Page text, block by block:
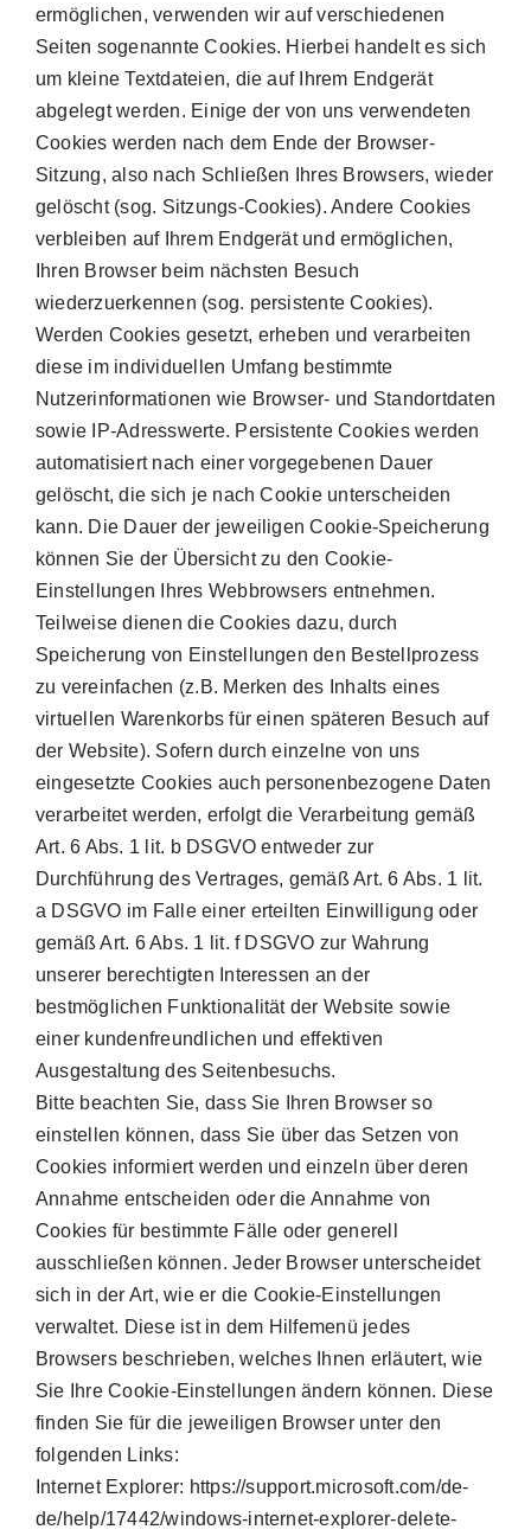
ermöglichen, verwenden wir auf verschiedenen
Seiten sogenannte Cookies. Hierbei handelt es sich
um kleine Textdateien, die auf Ihrem Endgerät
abgelegt werden. Einige der von uns verwendeten
Cookies werden nach dem Ende der Browser-
Sitzung, also nach Schließen Ihres Browsers, wieder
gelöscht (sog. Sitzungs-Cookies). Andere Cookies
verbleiben auf Ihrem Endgerät und ermöglichen,
Ihren Browser beim nächsten Besuch
wiederzuerkennen (sog. persistente Cookies).
Werden Cookies gesetzt, erheben und verarbeiten
diese im individuellen Umfang bestimmte
Nutzerinformationen wie Browser- und Standortdaten
sowie IP-Adresswerte. Persistente Cookies werden
automatisiert nach einer vorgegebenen Dauer
gelöscht, die sich je nach Cookie unterscheiden
kann. Die Dauer der jeweiligen Cookie-Speicherung
können Sie der Übersicht zu den Cookie-
Einstellungen Ihres Webbrowsers entnehmen.
Teilweise dienen die Cookies dazu, durch
Speicherung von Einstellungen den Bestellprozess
zu vereinfachen (z.B. Merken des Inhalts eines
virtuellen Warenkorbs für einen späteren Besuch auf
der Website). Sofern durch einzelne von uns
eingesetzte Cookies auch personenbezogene Daten
verarbeitet werden, erfolgt die Verarbeitung gemäß
Art. 6 Abs. 1 lit. b DSGVO entweder zur
Durchführung des Vertrages, gemäß Art. 6 Abs. 1 lit.
a DSGVO im Falle einer erteilten Einwilligung oder
gemäß Art. 6 Abs. 1 lit. f DSGVO zur Wahrung
unserer berechtigten Interessen an der
bestmöglichen Funktionalität der Website sowie
einer kundenfreundlichen und effektiven
Ausgestaltung des Seitenbesuchs.
Bitte beachten Sie, dass Sie Ihren Browser so
einstellen können, dass Sie über das Setzen von
Cookies informiert werden und einzeln über deren
Annahme entscheiden oder die Annahme von
Cookies für bestimmte Fälle oder generell
ausschließen können. Jeder Browser unterscheidet
sich in der Art, wie er die Cookie-Einstellungen
verwaltet. Diese ist in dem Hilfemenü jedes
Browsers beschrieben, welches Ihnen erläutert, wie
Sie Ihre Cookie-Einstellungen ändern können. Diese
finden Sie für die jeweiligen Browser unter den
folgenden Links:
Internet Explorer: https://support.microsoft.com/de-
de/help/17442/windows-internet-explorer-delete-